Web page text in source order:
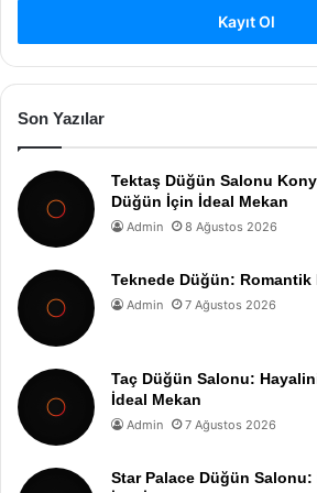
Kayıt Ol
Son Yazılar
Tektaş Düğün Salonu
Düğün İçin İdeal Mekan
Admin 8 Ağustos 2026
Teknede Düğün: Romantik
Admin 7 Ağustos 2026
Taç Düğün Salonu:
İdeal Mekan
Admin 7 Ağustos 2026
Star Palace Düğün